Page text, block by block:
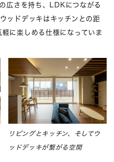
広さを持ち、LDKにつながる
ッドデッキはキッチンとの距
に楽しめる仕様になっていま
リビングとキッチン、そしてウ
ッドデッキが繋がる空間